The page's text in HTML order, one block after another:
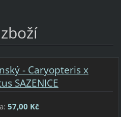
- Caryopteris x
SAZENICE
57,00 Kč